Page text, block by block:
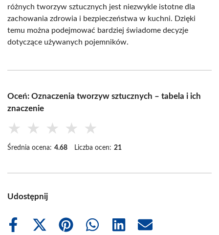
różnych tworzyw sztucznych jest niezwykle istotne dla
zachowania zdrowia i bezpieczeństwa w kuchni. Dzięki
temu można podejmować bardziej świadome decyzje
dotyczące używanych pojemników.
Oceń: Oznaczenia tworzyw sztucznych – tabela i ich
znaczenie
★ ★ ★ ★ ★
Średnia ocena: 4.68 Liczba ocen: 21
Udostępnij
Share
Share
Share
Share
Share
Share